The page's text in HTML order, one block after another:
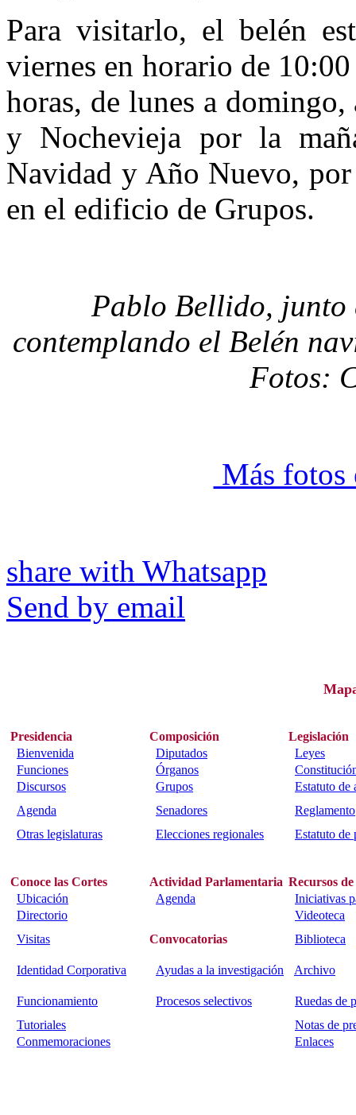
Para visitarlo, el belén
viernes en horario de
horas, de lunes a
y Nochevieja por la
Navidad y Año Nuevo,
en el edificio de Grupos.
Pablo Bellido, junto
contemplando el Belén
Fotos:
Más fotos
share with Whatsapp
Send by email
Presidencia Composición
Legislación
Bienvenida
Diputados
Leyes
Funciones
Órganos
Discursos
Grupos
Estatuto de
Agenda
Senadores
Reglamento
Otras legislaturas
Elecciones regionales Estatuto de
Conoce las Cortes Actividad Parlamentaria Recursos
Ubicación
Agenda
Iniciativas
Directorio
Videoteca
Visitas
Convocatorias Biblioteca
Identidad Corporativa Ayudas a la investigación Archivo
Funcionamiento Procesos selectivos
Ruedas de
Tutoriales
Notas de
Conmemoraciones
Enlaces